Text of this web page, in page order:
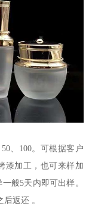
、100。可根据客户
漆加工，也可来样加
般5天内即可出样。
返还 。